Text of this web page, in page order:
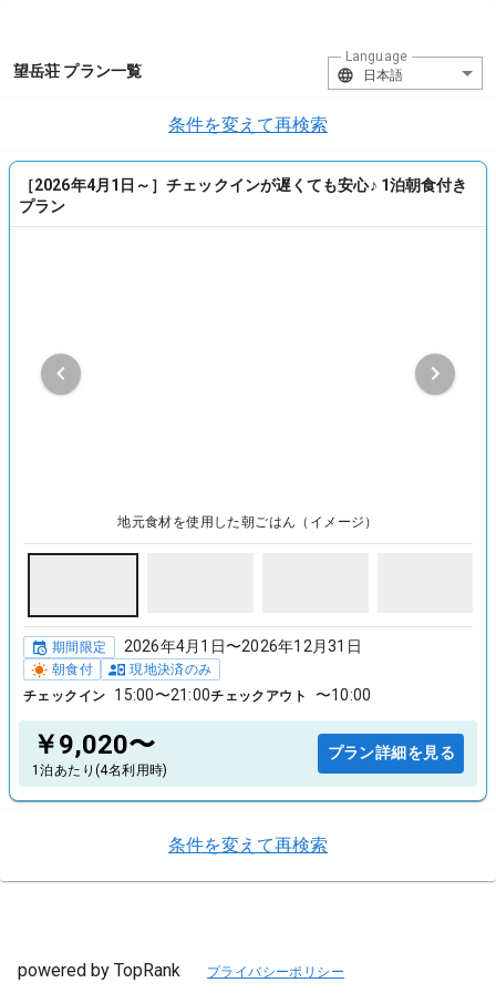
望岳荘 プラン一覧 日本語
Language
条件を変えて再検索
［2026年4月1日～］チェックインが遅くても安心♪ 1泊朝食付き
プラン
地元食材を使用した朝ごはん（イメージ）
期間限定 2026年4月1日〜2026年12月31日
朝食付
現地決済のみ
チェックイン
15:00〜21:00チェックアウト 〜10:00
￥9,020〜
1泊あたり(4名利用時)
プラン詳細を見る
条件を変えて再検索
powered by TopRank プライバシーポリシー